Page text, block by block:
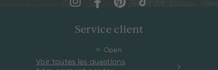
Service client
Open
Voir toutes les questions